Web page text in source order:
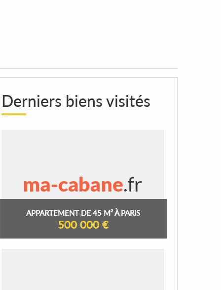
Derniers biens visités
APPARTEMENT DE 45 M² À PARIS
500 000 €